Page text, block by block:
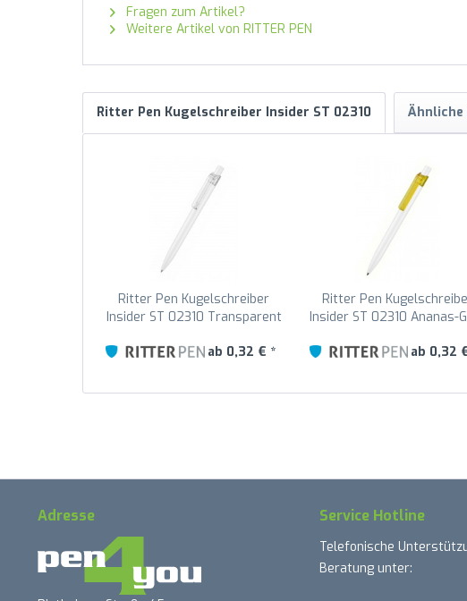
Fragen zum Artikel?
Weitere Artikel von RITTER PEN
Ritter Pen Kugelschreiber Insider ST 02310
Ritter Pen Kugelschreiber
Insider ST 02310 Transparent
ab 0,32 € *
Ritter Pen
Insider ST 02310 Ananas-
ab 0,32
Adresse Service Hotline
Telefonische
Beratung unter: